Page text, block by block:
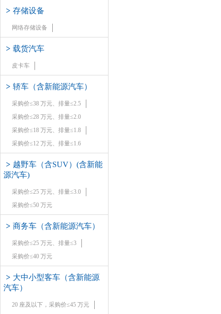
> 存储设备
网络存储设备
> 载货汽车
皮卡车
> 轿车（含新能源汽车）
采购价≤38 万元、排量≤2.5
采购价≤28 万元、排量≤2.0
采购价≤18 万元、排量≤1.8
采购价≤12 万元、排量≤1.6
> 越野车（含SUV）(含新能
源汽车)
采购价≤25 万元、排量≤3.0
采购价≤50 万元
> 商务车（含新能源汽车）
采购价≤25 万元、排量≤3
采购价≤40 万元
> 大中小型客车（含新能源
汽车）
20 座及以下，采购价≤45 万元